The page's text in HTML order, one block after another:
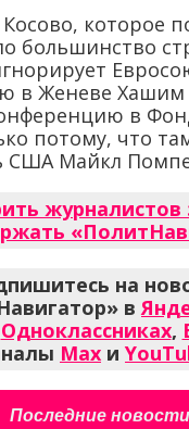
которое
большинство
в Женеве Хашим
в
потому, что
США Майкл
журналистов
на
в
Одноклассниках,
Max и
Последние новости